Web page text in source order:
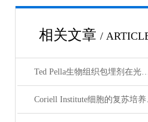
相关文章 /
Ted Pella生物组织包埋剂在光镜与电镜
Coriell